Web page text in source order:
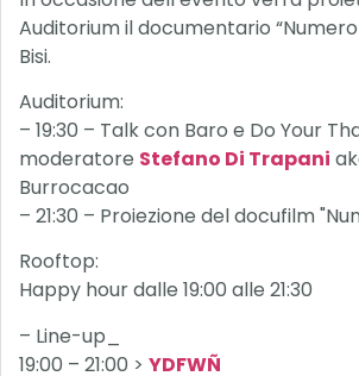
Auditorium il documentario “Numero
Bisi.
Auditorium:
– 19:30 – Talk con Baro e Do Your
moderatore Stefano Di Trapani
Burrocacao
– 21:30 – Proiezione del docufilm
Rooftop:
Happy hour dalle 19:00 alle 21:30
– Line-up_
19:00 – 21:00 > YDFWÑ